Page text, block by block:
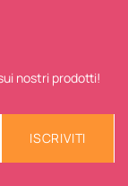
nostri prodotti!
ISCRIVITI